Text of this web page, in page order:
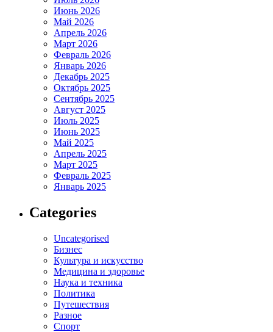
Июнь 2026
Май 2026
Апрель 2026
Март 2026
Февраль 2026
Январь 2026
Декабрь 2025
Октябрь 2025
Сентябрь 2025
Август 2025
Июль 2025
Июнь 2025
Май 2025
Апрель 2025
Март 2025
Февраль 2025
Январь 2025
Categories
Uncategorised
Бизнес
Культура и искусство
Медицина и здоровье
Наука и техника
Политика
Путешествия
Разное
Спорт